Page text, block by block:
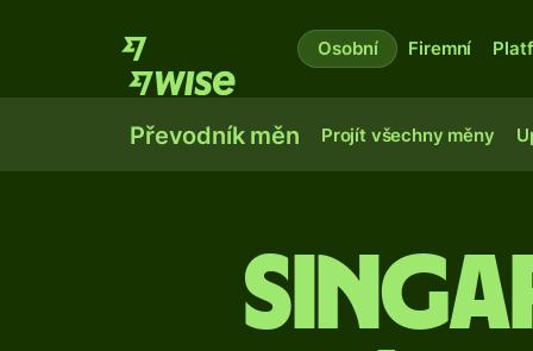
Osobní Firemní
Převodník měn Projít všechny měny